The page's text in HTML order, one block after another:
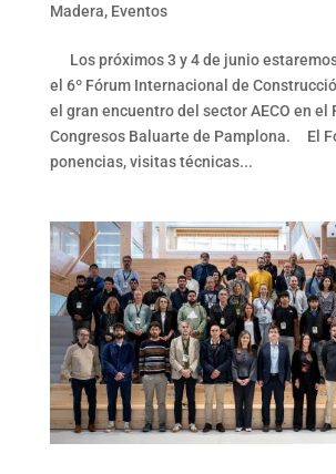
Madera, Eventos
Los próximos 3 y 4 de junio
el 6º Fórum Internacional de
el gran encuentro del sector AECO en el
Congresos Baluarte de Pamplona. El
ponencias, visitas técnicas...